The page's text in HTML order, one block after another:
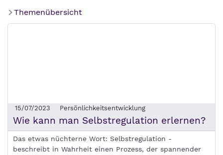
Themenübersicht
15/07/2023 Persönlichkeitsentwicklung
Wie kann man Selbstregulation erlernen?
Das etwas nüchterne Wort: Selbstregulation -
beschreibt in Wahrheit einen Prozess, der spannender